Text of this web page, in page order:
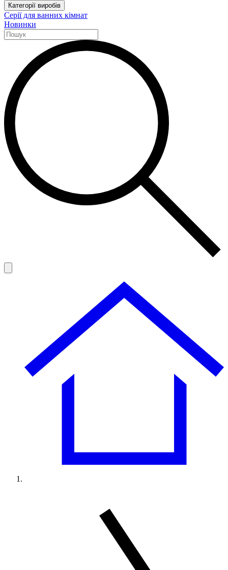
Категорії виробів
Серії для ванних кімнат
Новинки